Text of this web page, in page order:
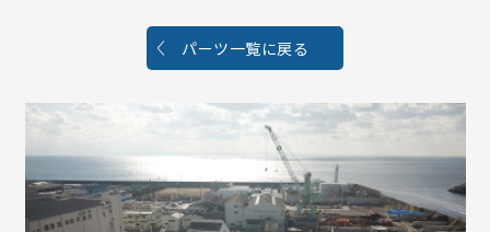
パーツ一覧に戻る